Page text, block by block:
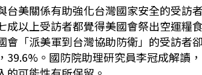
台美關係有助強化台灣國家安全的受訪
成以上受訪者都覺得美國會祭出空運糧
會「派美軍到台灣協助防衛」的受訪者
39.6%。國防院助理研究員李冠成解讀